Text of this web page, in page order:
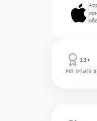
13+
лет опыта